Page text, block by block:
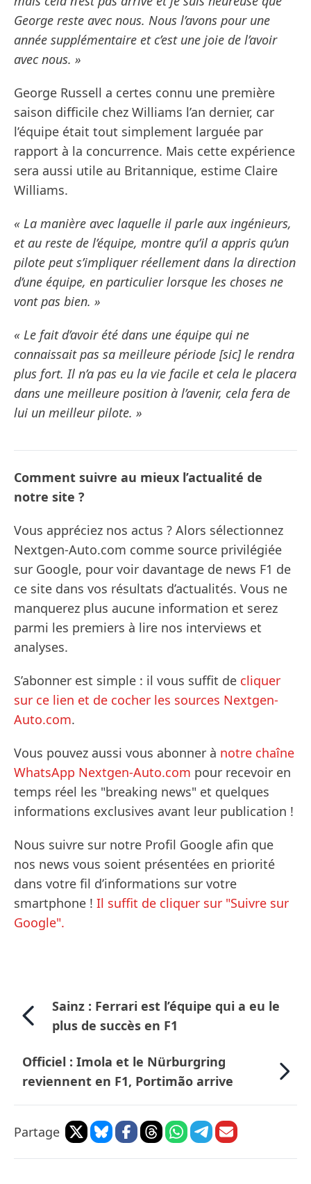
George reste avec nous. Nous l’avons pour une
année supplémentaire et c’est une joie de l’avoir
avec nous. »
George Russell a certes connu une première
saison difficile chez Williams l’an dernier, car
l’équipe était tout simplement larguée par
rapport à la concurrence. Mais cette expérience
sera aussi utile au Britannique, estime Claire
Williams.
« La manière avec laquelle il parle aux ingénieurs,
et au reste de l’équipe, montre qu’il a appris qu’un
pilote peut s’impliquer réellement dans la direction
d’une équipe, en particulier lorsque les choses ne
vont pas bien. »
« Le fait d’avoir été dans une équipe qui ne
connaissait pas sa meilleure période [sic] le rendra
plus fort. Il n’a pas eu la vie facile et cela le placera
dans une meilleure position à l’avenir, cela fera de
lui un meilleur pilote. »
Comment suivre au mieux l’actualité de
notre site ?
Vous appréciez nos actus ? Alors sélectionnez
Nextgen-Auto.com comme source privilégiée
sur Google, pour voir davantage de news F1 de
ce site dans vos résultats d’actualités. Vous ne
manquerez plus aucune information et serez
parmi les premiers à lire nos interviews et
analyses.
S’abonner est simple : il vous suffit de cliquer
sur ce lien et de cocher les sources Nextgen-
Auto.com.
Vous pouvez aussi vous abonner à notre chaîne
WhatsApp Nextgen-Auto.com pour recevoir en
temps réel les "breaking news" et quelques
informations exclusives avant leur publication !
Nous suivre sur notre Profil Google afin que
nos news vous soient présentées en priorité
dans votre fil d’informations sur votre
smartphone ! Il suffit de cliquer sur "Suivre sur
Google".
Sainz : Ferrari est l’équipe qui a eu le
plus de succès en F1
Officiel : Imola et le Nürburgring
reviennent en F1, Portimão arrive
Partage